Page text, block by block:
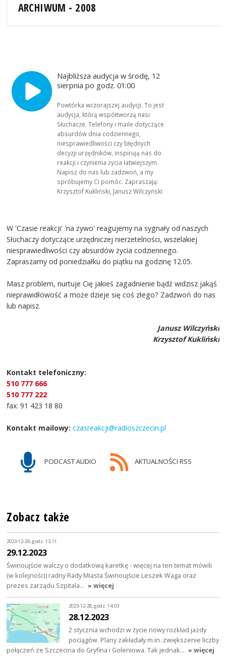
ARCHIWUM - 2008
Najbliższa audycja w środę, 12
sierpnia po godz. 01:00
Powtórka wczorajszej audycji. To jest
audycja, którą współtworzą nasi
Słuchacze. Telefony i maile dotyczące
absurdów dnia codziennego,
niesprawiedliwości czy błędnych
decyzji urzędników, inspirują nas do
reakcji i czynienia życia łatwiejszym.
Napisz do nas lub zadzwoń, a my
spróbujemy Ci pomóc. Zapraszają:
Krzysztof Kukliński, Janusz Wilczyński
W 'Czasie reakcji' 'na żywo' reagujemy na sygnały od naszych
Słuchaczy dotyczące urzędniczej nierzetelności, wszelakiej
niesprawiedliwości czy absurdów życia codziennego.
Zapraszamy od poniedziałku do piątku na godzinę 12.05.
Masz problem, nurtuje Cię jakieś zagadnienie bądź widzisz jakąś
nieprawidłowość a może dzieje się coś złego? Zadzwoń do nas
lub napisz.
Janusz Wilczyński
Krzysztof Kukliński
Kontakt telefoniczny:
510 777 666
510 777 222
fax: 91 423 18 80
Kontakt mailowy: czasreakcji@radioszczecin.pl
PODCAST AUDIO AKTUALNOŚCI RSS
Zobacz także
2023-12-29, godz. 13:11
29.12.2023
Świnoujście walczy o dodatkową karetkę - więcej na ten temat mówili
(w kolejności) radny Rady Miasta Świnoujście Leszek Waga oraz
prezes zarządu Szpitala… » więcej
2023-12-28, godz. 14:03
28.12.2023
2 stycznia wchodzi w życie nowy rozkład jazdy
pociągów. Plany zakładały m.in. zwiększenie liczby
połączeń ze Szczecina do Gryfina i Goleniowa. Tak jednak… » więcej